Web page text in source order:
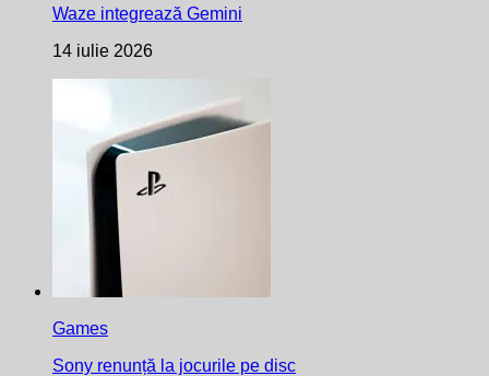
Waze integrează Gemini
14 iulie 2026
Games
Sony renunță la jocurile pe disc